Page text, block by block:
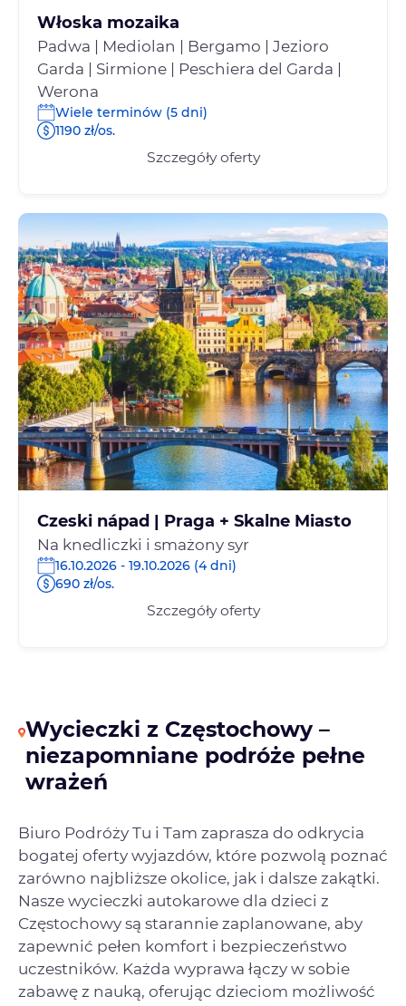
Włoska mozaika
Padwa | Mediolan | Bergamo | Jezioro
Garda | Sirmione | Peschiera del Garda |
Werona
Wiele terminów (5 dni)
1190 zł/os.
Szczegóły oferty
Czeski nápad | Praga + Skalne Miasto
Na knedliczki i smażony syr
16.10.2026 - 19.10.2026 (4 dni)
690 zł/os.
Szczegóły oferty
Wycieczki z Częstochowy –
niezapomniane podróże pełne
wrażeń
Biuro Podróży Tu i Tam zaprasza do odkrycia
bogatej oferty wyjazdów, które pozwolą poznać
zarówno najbliższe okolice, jak i dalsze zakątki.
Nasze wycieczki autokarowe dla dzieci z
Częstochowy są starannie zaplanowane, aby
zapewnić pełen komfort i bezpieczeństwo
uczestników. Każda wyprawa łączy w sobie
zabawę z nauką, oferując dzieciom możliwość